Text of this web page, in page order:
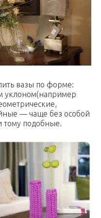
вазы по форме:
уклоном(например
— чаще без особой
тому подобные.